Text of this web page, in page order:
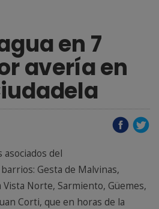
en 7
avería en
del
Gesta de Malvinas,
Vista Norte, Sarmiento, Güemes,
Corti, que en horas de la